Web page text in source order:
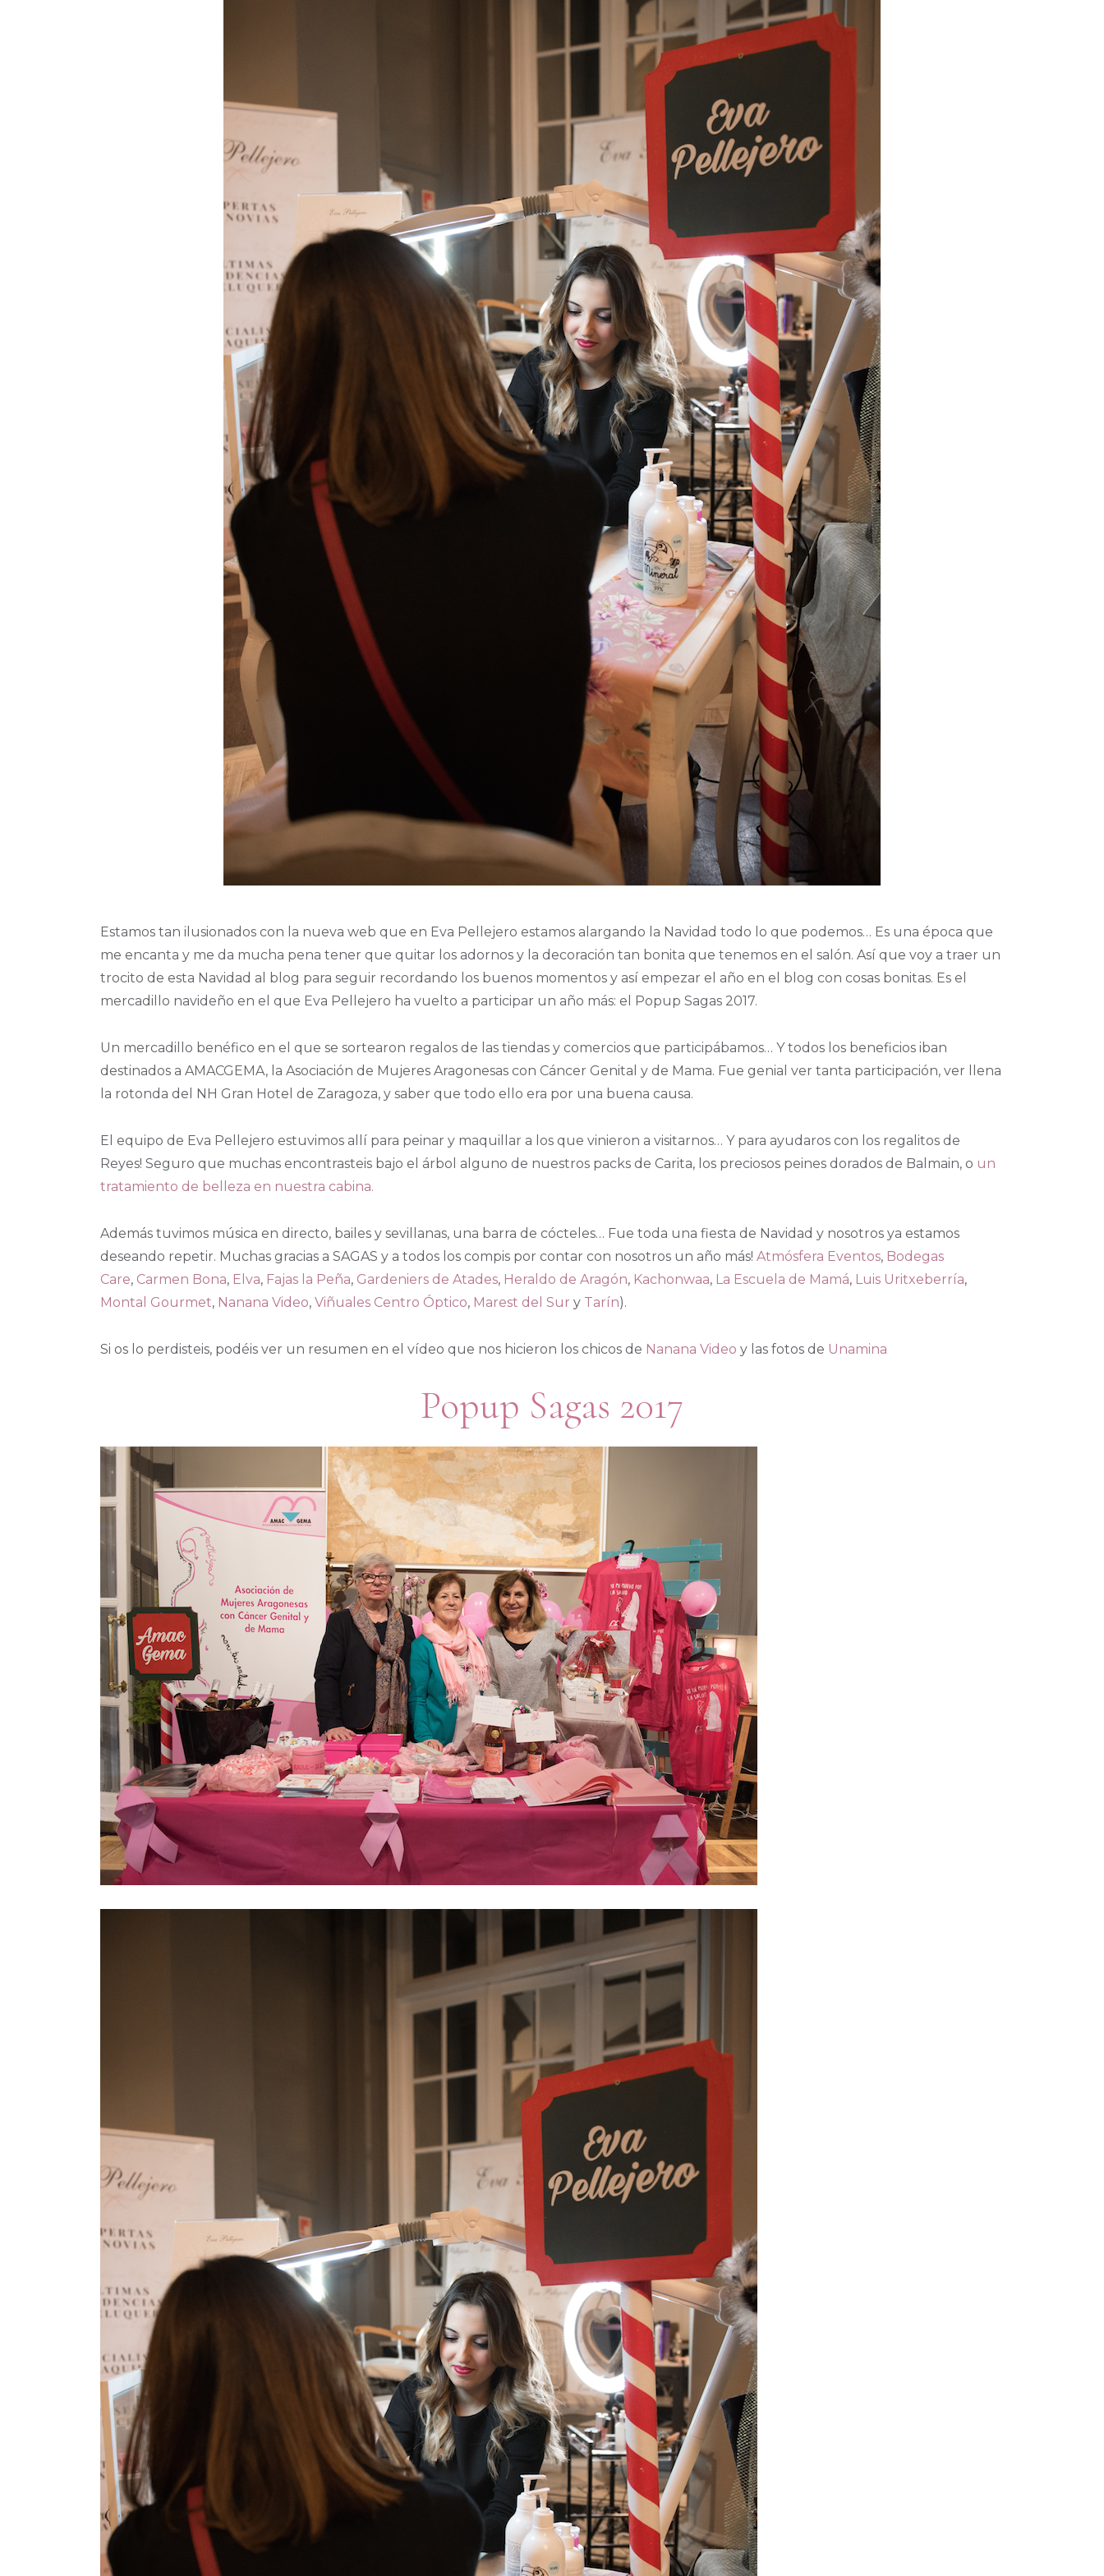
Estamos tan ilusionados con la nueva web que en Eva Pellejero estamos alargando la Navidad todo lo que podemos… Es una época que
me encanta y me da mucha pena tener que quitar los adornos y la decoración tan bonita que tenemos en el salón. Así que voy a traer un
trocito de esta Navidad al blog para seguir recordando los buenos momentos y así empezar el año en el blog con cosas bonitas. Es el
mercadillo navideño en el que Eva Pellejero ha vuelto a participar un año más: el Popup Sagas 2017.
Un mercadillo benéfico en el que se sortearon regalos de las tiendas y comercios que participábamos… Y todos los beneficios iban
destinados a AMACGEMA, la Asociación de Mujeres Aragonesas con Cáncer Genital y de Mama. Fue genial ver tanta participación, ver llena
la rotonda del NH Gran Hotel de Zaragoza, y saber que todo ello era por una buena causa.
El equipo de Eva Pellejero estuvimos allí para peinar y maquillar a los que vinieron a visitarnos… Y para ayudaros con los regalitos de
Reyes! Seguro que muchas encontrasteis bajo el árbol alguno de nuestros packs de Carita, los preciosos peines dorados de Balmain, o un
tratamiento de belleza en nuestra cabina.
Además tuvimos música en directo, bailes y sevillanas, una barra de cócteles… Fue toda una fiesta de Navidad y nosotros ya estamos
deseando repetir. Muchas gracias a SAGAS y a todos los compis por contar con nosotros un año más! Atmósfera Eventos, Bodegas
Care, Carmen Bona, Elva, Fajas la Peña, Gardeniers de Atades, Heraldo de Aragón, Kachonwaa, La Escuela de Mamá, Luis Uritxeberría,
Montal Gourmet, Nanana Video, Viñuales Centro Óptico, Marest del Sur y Tarín).
Si os lo perdisteis, podéis ver un resumen en el vídeo que nos hicieron los chicos de Nanana Video y las fotos de Unamina
Popup Sagas 2017